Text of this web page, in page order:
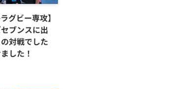
グビー専攻】
ブンスに出
対戦でした
した！